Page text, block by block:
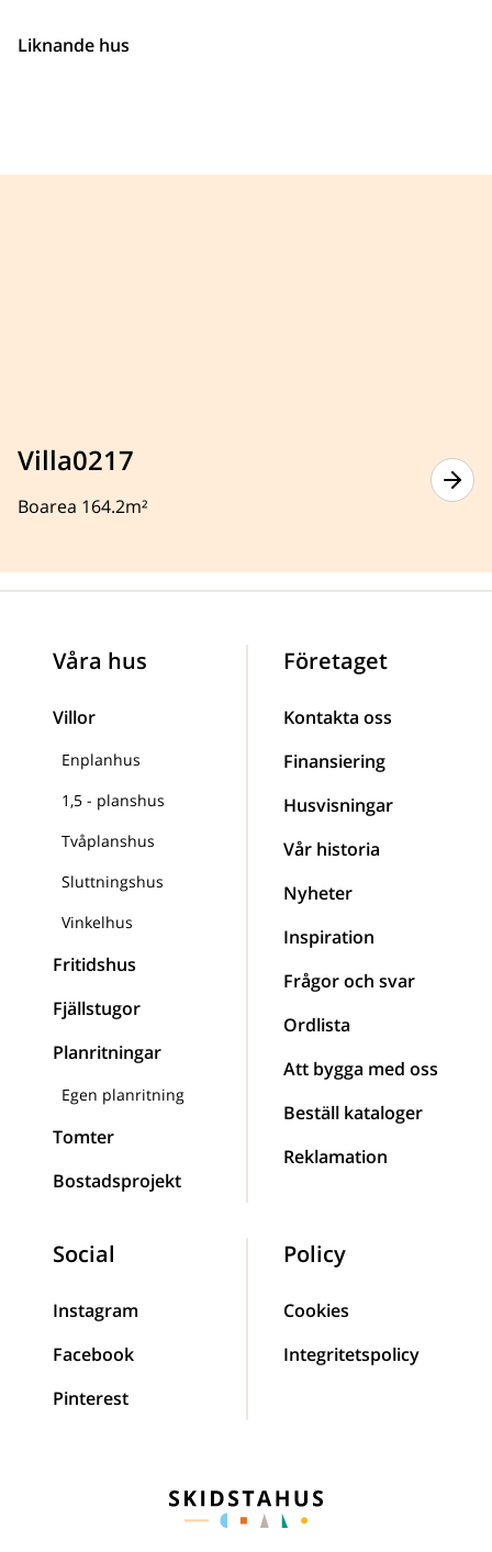
Liknande hus
Villa0217
Boarea 164.2m²
Våra hus
Villor
Enplanhus
1,5 - planshus
Tvåplanshus
Sluttningshus
Vinkelhus
Fritidshus
Fjällstugor
Planritningar
Egen planritning
Tomter
Bostadsprojekt
Företaget
Kontakta oss
Finansiering
Husvisningar
Vår historia
Nyheter
Inspiration
Frågor och svar
Ordlista
Att bygga med oss
Beställ kataloger
Reklamation
Social
Instagram
Facebook
Pinterest
Policy
Cookies
Integritetspolicy